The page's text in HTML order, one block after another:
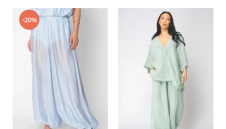
-20%